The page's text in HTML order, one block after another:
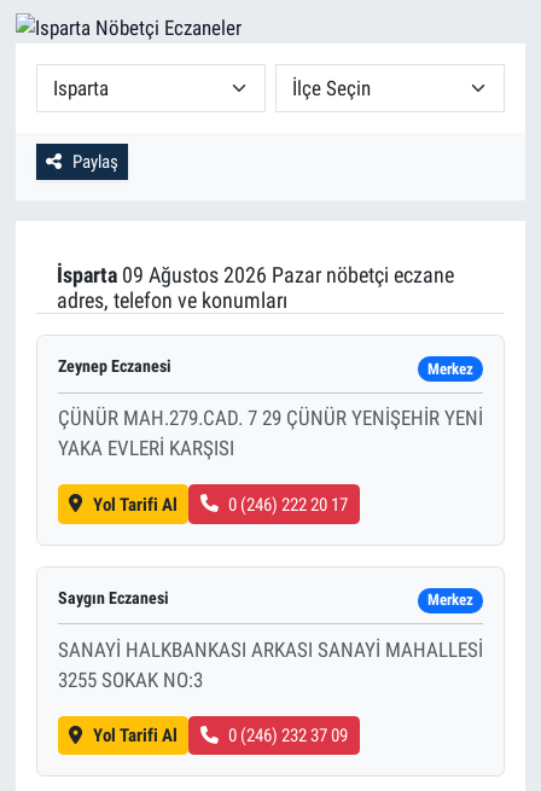
Paylaş
İsparta09 Ağustos 2026 Pazar nöbetçi eczane
adres, telefon ve konumları
Zeynep Eczanesi Merkez
ÇÜNÜR MAH.279.CAD. 7 29 ÇÜNÜR YENİŞEHİR YENİ
YAKA EVLERİ KARŞISI
Yol Tarifi Al 0 (246) 222 20 17
Saygın Eczanesi Merkez
SANAYİ HALKBANKASI ARKASI SANAYİ MAHALLESİ
3255 SOKAK NO:3
Yol Tarifi Al 0 (246) 232 37 09